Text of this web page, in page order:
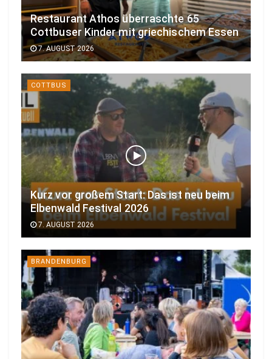
Restaurant Athos überraschte 65
Cottbuser Kinder mit griechischem Essen
7. AUGUST 2026
COTTBUS
Kurz vor großem Start: Das ist neu beim
Elbenwald Festival 2026
7. AUGUST 2026
BRANDENBURG